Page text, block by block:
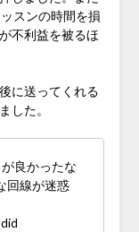
スンの時間を損
不利益を被るほ
に送ってくれる
した。
良かったな
回線が迷惑